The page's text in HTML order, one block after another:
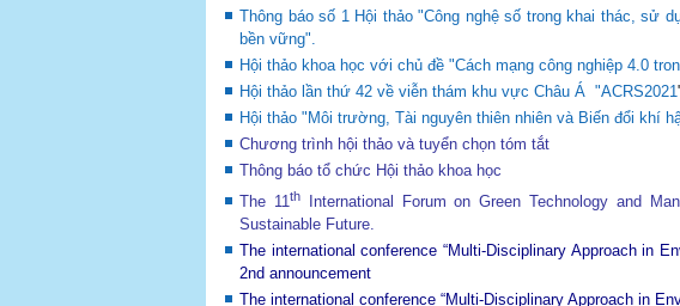
Thông báo số 1 Hội thảo "Công nghệ số trong khai thác, sử
bền vững".
Hội thảo khoa học với chủ đề "Cách mạng công nghiệp 4.0
Hội thảo lần thứ 42 về viễn thám khu vực Châu Á "ACRS2021
Hội thảo "Môi trường, Tài nguyên thiên nhiên và Biến đổi khí
Chương trình hội thảo và tuyển chọn tóm tắt
Thông báo tổ chức Hội thảo khoa học
The 11thInternational Forum on Green Technology and
Sustainable Future.
The international conference “Multi-Disciplinary Approach in
2nd announcement
The international conference “Multi-Disciplinary Approach in